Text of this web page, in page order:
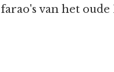
van het oude